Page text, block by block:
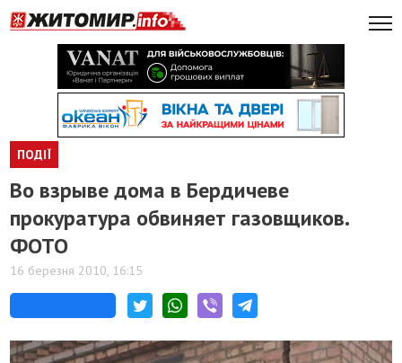
ПОДІЇ
Во взрыве дома в Бердичеве
прокуратура обвиняет газовщиков.
ФОТО
16 березня 2010, 16:15